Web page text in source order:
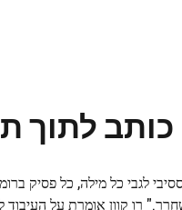
כותב לתוך
לגבי כל מילה, כל פסיק
רו קוון אומרת על